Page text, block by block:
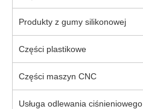
Produkty z gumy silikonowej
Części plastikowe
Części maszyn CNC
Usługa odlewania ciśnieniowego